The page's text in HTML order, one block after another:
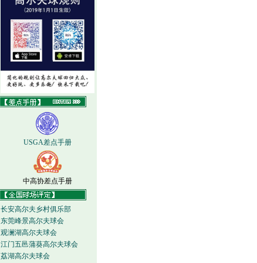
USGA差点手册
中高协差点手册
长安高尔夫乡村俱乐部
东莞峰景高尔夫球会
观澜湖高尔夫球会
江门五邑蒲葵高尔夫球会
荔湖高尔夫球会